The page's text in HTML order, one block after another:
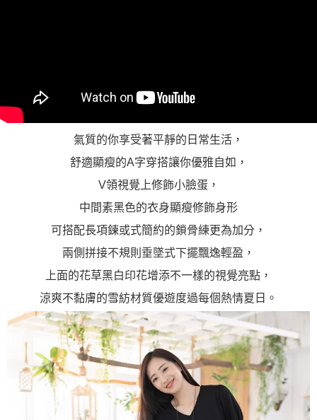
氣質的你享受著平靜的日常生活，
舒適顯瘦的A字穿搭讓你優雅自如，
V領視覺上修飾小臉蛋，
中間素黑色的衣身顯瘦修飾身形
可搭配長項鍊或式簡約的鎖骨練更為加分，
兩側拼接不規則垂墜式下擺飄逸輕盈，
上面的花草黑白印花增添不一樣的視覺亮點，
涼爽不黏膚的雪紡材質優遊度過每個熱情夏日。